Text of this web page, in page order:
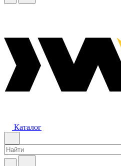
Каталог